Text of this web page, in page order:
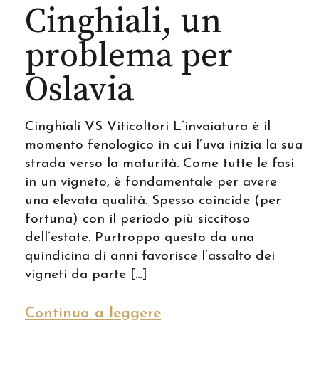
Cinghiali, un
problema per
Oslavia
Cinghiali VS Viticoltori L’invaiatura è il
momento fenologico in cui l’uva inizia la sua
strada verso la maturità. Come tutte le fasi
in un vigneto, è fondamentale per avere
una elevata qualità. Spesso coincide (per
fortuna) con il periodo più siccitoso
dell’estate. Purtroppo questo da una
quindicina di anni favorisce l’assalto dei
vigneti da parte […]
Continua a leggere